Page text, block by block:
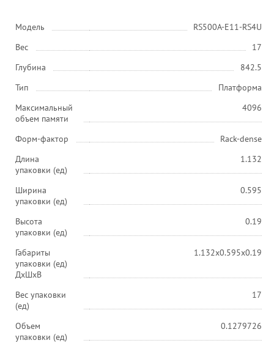
Модель
RS500A-E11-RS4U
Вес
17
Глубина
842.5
Тип
Платформа
Максимальный
объем памяти
4096
Форм-фактор
Rack-dense
Длина
упаковки (ед)
1.132
Ширина
упаковки (ед)
0.595
Высота
упаковки (ед)
0.19
Габариты
упаковки (ед)
ДхШхВ
1.132x0.595x0.19
Вес упаковки
(ед)
17
Объем
упаковки (ед)
0.1279726